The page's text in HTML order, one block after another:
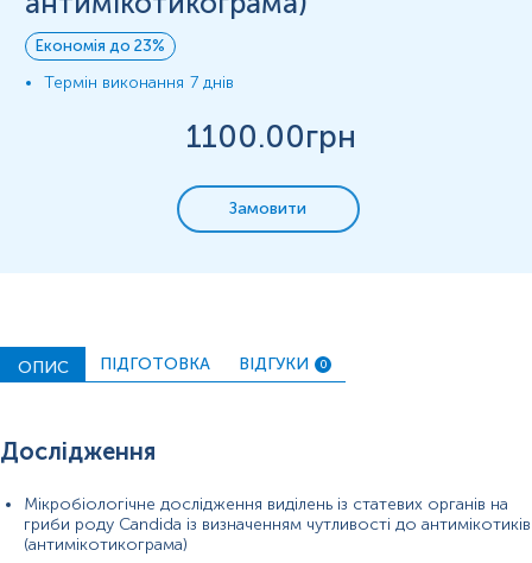
Економія до 23%
Термін виконання 7 днів
1100.00грн
Замовити
ОПИС ПІДГОТОВКА ВІДГУКИ 0
Дослідження
Мікробіологічне дослідження виділень із статевих органів на
гриби роду Candida із визначенням чутливості до антимікотиків
(антимікотикограма)